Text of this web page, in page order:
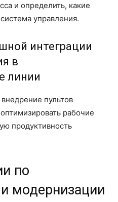
и определить, какие
управления.
интеграции
в
линии
пультов
рабочие
продуктивность
по
модернизации